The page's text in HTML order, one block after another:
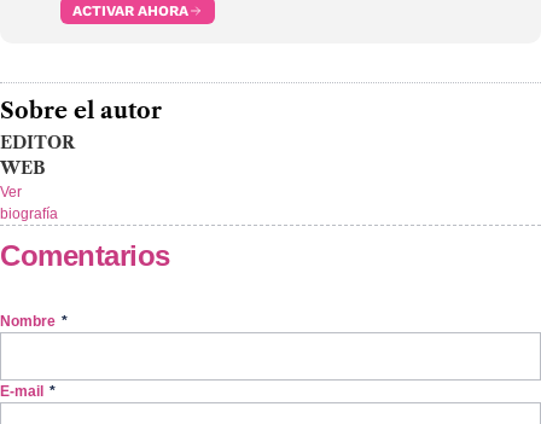
ACTIVAR AHORA
Sobre el autor
EDITOR
WEB
Ver
biografía
Comentarios
Nombre *
E-mail *